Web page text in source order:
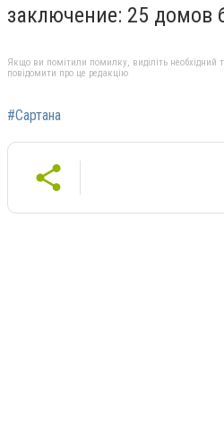
заключение: 25
Якщо ви помітили помилку, виділіть необхідний
повідомити про це редакцію
#Сартана